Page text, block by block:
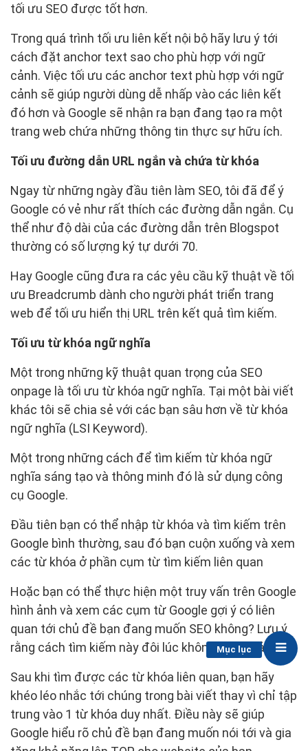
Mục lục
tối ưu SEO được tốt hơn.
Trong quá trình tối ưu liên kết nội bộ hãy lưu ý tới
cách đặt anchor text sao cho phù hợp với ngữ
cảnh. Việc tối ưu các anchor text phù hợp với ngữ
cảnh sẽ giúp người dùng dễ nhấp vào các liên kết
đó hơn và Google sẽ nhận ra bạn đang tạo ra một
trang web chứa những thông tin thực sự hữu ích.
Tối ưu đường dẫn URL ngắn và chứa từ khóa
Ngay từ những ngày đầu tiên làm SEO, tôi đã để ý
Google có vẻ như rất thích các đường dẫn ngắn. Cụ
thể như độ dài của các đường dẫn trên Blogspot
thường có số lượng ký tự dưới 70.
Hay Google cũng đưa ra các yêu cầu kỹ thuật về tối
ưu Breadcrumb dành cho người phát triển trang
web để tối ưu hiển thị URL trên kết quả tìm kiếm.
Tối ưu từ khóa ngữ nghĩa
Một trong những kỹ thuật quan trọng của SEO
onpage là tối ưu từ khóa ngữ nghĩa. Tại một bài viết
khác tôi sẽ chia sẻ với các bạn sâu hơn về từ khóa
ngữ nghĩa (LSI Keyword).
Một trong những cách để tìm kiếm từ khóa ngữ
nghĩa sáng tạo và thông minh đó là sử dụng công
cụ Google.
Đầu tiên bạn có thể nhập từ khóa và tìm kiếm trên
Google bình thường, sau đó bạn cuộn xuống và xem
các từ khóa ở phần cụm từ tìm kiếm liên quan
Hoặc bạn có thể thực hiện một truy vấn trên Google
hình ảnh và xem các cụm từ Google gợi ý có liên
quan tới chủ đề bạn đang muốn SEO không? Lưu ý
rằng cách tìm kiếm này đôi lúc không hiệu quả.
Sau khi tìm được các từ khóa liên quan, bạn hãy
khéo léo nhắc tới chúng trong bài viết thay vì chỉ tập
trung vào 1 từ khóa duy nhất. Điều này sẽ giúp
Google hiểu rõ chủ đề bạn đang muốn nói tới và gia